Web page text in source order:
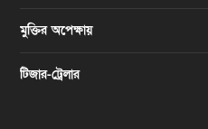
মুক্তির অপেক্ষায়
টিজার-ট্রেলার